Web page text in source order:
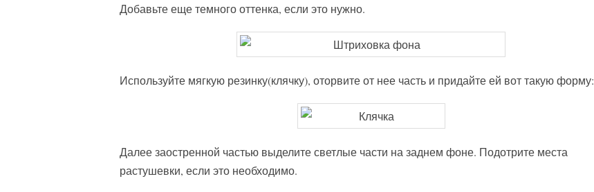
Добавьте еще темного оттенка, если это нужно.
Используйте мягкую резинку(клячку), оторвите от нее часть и придайте ей вот такую форму:
Далее заостренной частью выделите светлые части на заднем фоне. Подотрите места
растушевки, если это необходимо.